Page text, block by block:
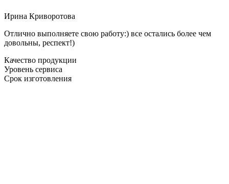
Ирина Криворотова
Отлично выполняете свою работу:) все остались более чем
довольны, респект!)
Качество продукции
Уровень сервиса
Срок изготовления